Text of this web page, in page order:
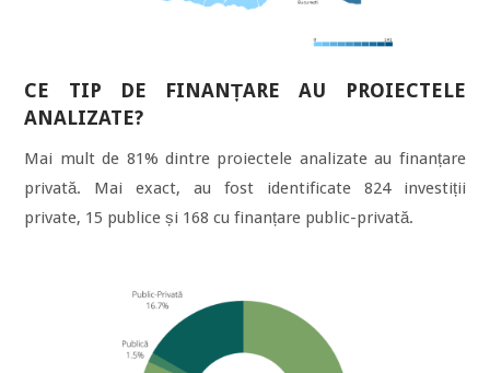
CE TIP DE FINANȚARE AU PROIECTELE
ANALIZATE?
Mai mult de 81% dintre proiectele analizate au finanțare
privată. Mai exact, au fost identificate 824 investiții
private, 15 publice și 168 cu finanțare public-privată.